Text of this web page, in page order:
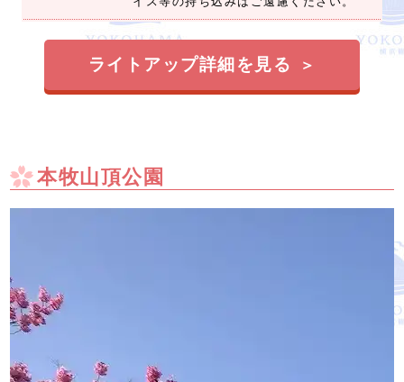
ライトアップ詳細を見る
本牧山頂公園